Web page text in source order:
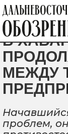
В
МЕЖДУ
проблем,